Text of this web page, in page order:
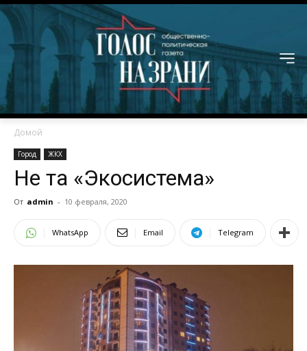
Домой
Город ЖКХ
Не та «Экосистема»
От admin - 10 февраля, 2020
WhatsApp Email Telegram